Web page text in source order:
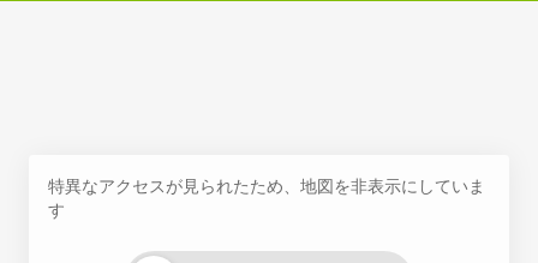
特異なアクセスが見られたため、地図を非表示にしていま
す